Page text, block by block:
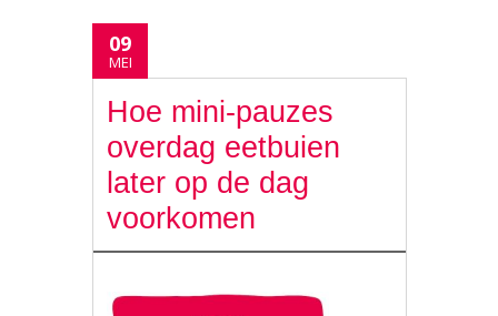
09
MEI
Hoe mini-pauzes
overdag eetbuien
later op de dag
voorkomen